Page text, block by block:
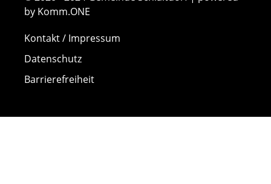
by Komm.ONE
Kontakt / Impressum
Datenschutz
Barrierefreiheit